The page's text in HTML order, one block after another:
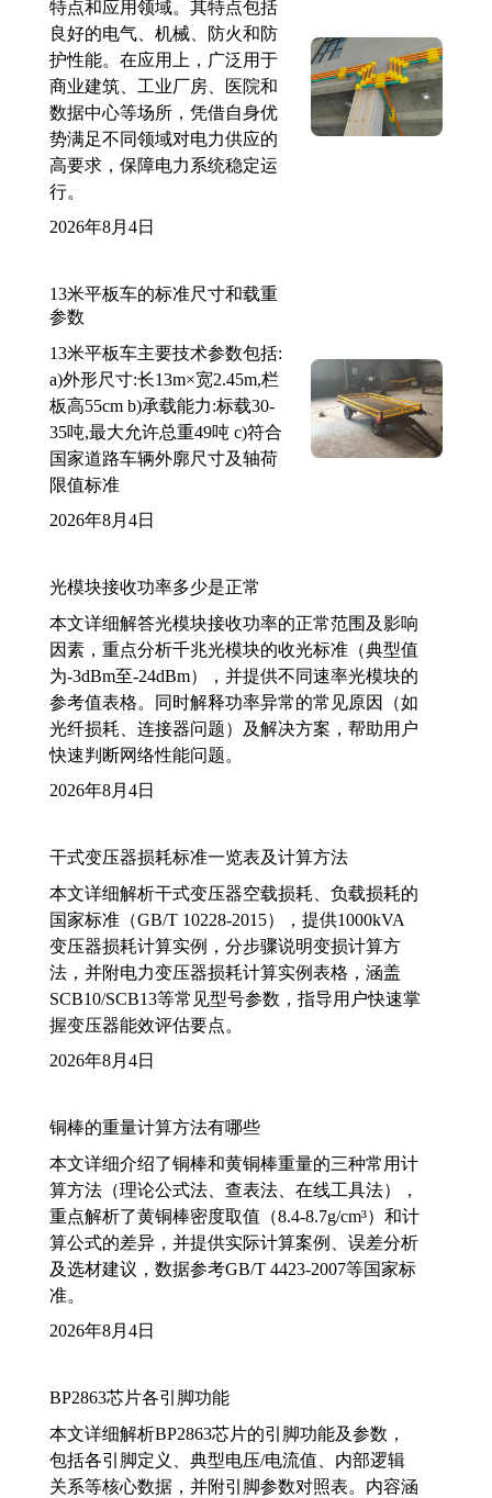
特点和应用领域。其特点包括
良好的电气、机械、防火和防
护性能。在应用上，广泛用于
商业建筑、工业厂房、医院和
数据中心等场所，凭借自身优
势满足不同领域对电力供应的
高要求，保障电力系统稳定运
行。
2026年8月4日
13米平板车的标准尺寸和载重
参数
13米平板车主要技术参数包括:
a)外形尺寸:长13m×宽2.45m,栏
板高55cm b)承载能力:标载30-
35吨,最大允许总重49吨 c)符合
国家道路车辆外廓尺寸及轴荷
限值标准
2026年8月4日
光模块接收功率多少是正常
本文详细解答光模块接收功率的正常范围及影响
因素，重点分析千兆光模块的收光标准（典型值
为-3dBm至-24dBm），并提供不同速率光模块的
参考值表格。同时解释功率异常的常见原因（如
光纤损耗、连接器问题）及解决方案，帮助用户
快速判断网络性能问题。
2026年8月4日
干式变压器损耗标准一览表及计算方法
本文详细解析干式变压器空载损耗、负载损耗的
国家标准（GB/T 10228-2015），提供1000kVA
变压器损耗计算实例，分步骤说明变损计算方
法，并附电力变压器损耗计算实例表格，涵盖
SCB10/SCB13等常见型号参数，指导用户快速掌
握变压器能效评估要点。
2026年8月4日
铜棒的重量计算方法有哪些
本文详细介绍了铜棒和黄铜棒重量的三种常用计
算方法（理论公式法、查表法、在线工具法），
重点解析了黄铜棒密度取值（8.4-8.7g/cm³）和计
算公式的差异，并提供实际计算案例、误差分析
及选材建议，数据参考GB/T 4423-2007等国家标
准。
2026年8月4日
BP2863芯片各引脚功能
本文详细解析BP2863芯片的引脚功能及参数，
包括各引脚定义、典型电压/电流值、内部逻辑
关系等核心数据，并附引脚参数对照表。内容涵